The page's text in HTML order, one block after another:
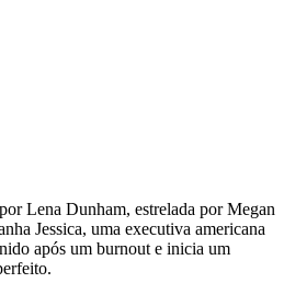
Lena Dunham, estrelada por Megan
Jessica, uma executiva americana
após um burnout e inicia um